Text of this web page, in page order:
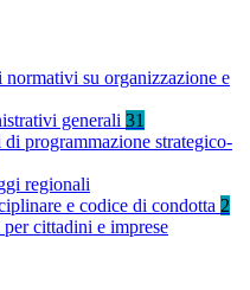
su organizzazione e
generali 31
programmazione strategico-
regionali
e codice di condotta 2
cittadini e imprese